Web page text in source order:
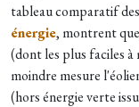
tableau comparatif des
énergie, montrent
(dont les plus faciles
moindre mesure
(hors énergie verte